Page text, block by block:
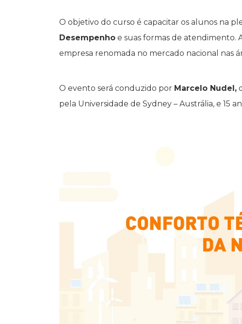
O objetivo do curso é capacitar os alunos na
Desempenho e suas formas de atendimento.
empresa renomada no mercado nacional nas
O evento será conduzido por Marcelo Nudel,
pela Universidade de Sydney – Austrália, e 15